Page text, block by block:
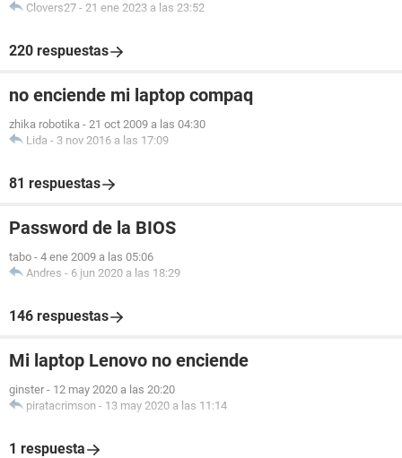
Clovers27 - 21 ene 2023 a las 23:52
220 respuestas
no enciende mi laptop compaq
zhika robotika - 21 oct 2009 a las 04:30
Lida - 3 nov 2016 a las 17:09
81 respuestas
Password de la BIOS
tabo - 4 ene 2009 a las 05:06
Andres - 6 jun 2020 a las 18:29
146 respuestas
Mi laptop Lenovo no enciende
ginster - 12 may 2020 a las 20:20
piratacrimson - 13 may 2020 a las 11:14
1 respuesta